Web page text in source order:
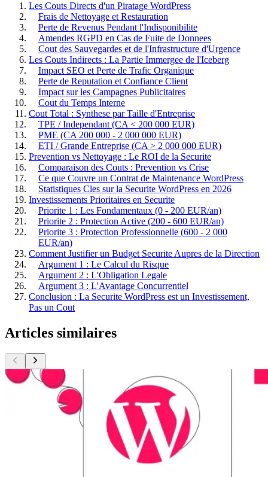
Les Couts Directs d'un Piratage WordPress
Frais de Nettoyage et Restauration
Perte de Revenus Pendant l'Indisponibilite
Amendes RGPD en Cas de Fuite de Donnees
Cout des Sauvegardes et de l'Infrastructure d'Urgence
Les Couts Indirects : La Partie Immergee de l'Iceberg
Impact SEO et Perte de Trafic Organique
Perte de Reputation et Confiance Client
Impact sur les Campagnes Publicitaires
Cout du Temps Interne
Cout Total : Synthese par Taille d'Entreprise
TPE / Independant (CA < 200 000 EUR)
PME (CA 200 000 - 2 000 000 EUR)
ETI / Grande Entreprise (CA > 2 000 000 EUR)
Prevention vs Nettoyage : Le ROI de la Securite
Comparaison des Couts : Prevention vs Crise
Ce que Couvre un Contrat de Maintenance WordPress
Statistiques Cles sur la Securite WordPress en 2026
Investissements Prioritaires en Securite
Priorite 1 : Les Fondamentaux (0 - 200 EUR/an)
Priorite 2 : Protection Active (200 - 600 EUR/an)
Priorite 3 : Protection Professionnelle (600 - 2 000
EUR/an)
Comment Justifier un Budget Securite Aupres de la Direction
Argument 1 : Le Calcul du Risque
Argument 2 : L'Obligation Legale
Argument 3 : L'Avantage Concurrentiel
Conclusion : La Securite WordPress est un Investissement,
Pas un Cout
Articles similaires